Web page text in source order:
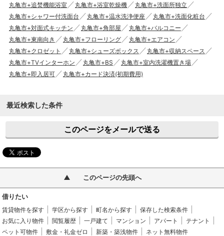
丸亀市+追焚機能浴室
丸亀市+浴室乾燥機
丸亀市+洗面所独立
丸亀市+シャワー付洗面台
丸亀市+温水洗浄便座
丸亀市+洗面化粧台
丸亀市+対面式キッチン
丸亀市+角部屋
丸亀市+バルコニー
丸亀市+東南向き
丸亀市+フローリング
丸亀市+エアコン
丸亀市+クロゼット
丸亀市+シューズボックス
丸亀市+収納スペース
丸亀市+TVインターホン
丸亀市+BS
丸亀市+室内洗濯機置き場
丸亀市+即入居可
丸亀市+カード決済(初期費用)
最近検索した条件
このページをメールで送る
このページの先頭へ
借りたい
賃貸物件を探す 学区から探す 町名から探す
保存した検索条件
お気に入り物件
閲覧履歴 一戸建て マンション アパート
テナント
ペット可物件
敷金・礼金ゼロ 新築・築浅物件 ネット無料物件